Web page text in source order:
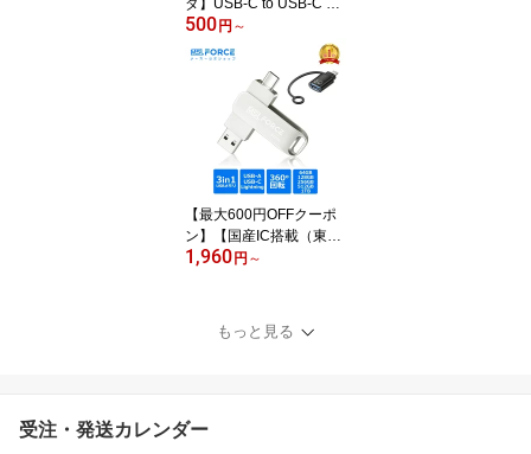
ダ】USB-C to USB-C 変
換用ケーブル USB-C to li
ghtning変換ケーブル マ
グネット吸着 PD100w 2
7W PDケーブル 仕様対
応 480Mbpsデータ転送
軽量小型 タイプCからラ
イトニング変換コネクタ
急速充電 磁石 磁気 防塵
着脱式 f67 f68 送料無料
500円 ～
【最大600円OFFクーポ
ン】【国産IC搭載（東芝
9T25）】USBメモリ 2in
32GB/64GB/128GB/256
GB Windows アンドロイ
1,960円 ～
もっと見る
受注・発送カレンダー